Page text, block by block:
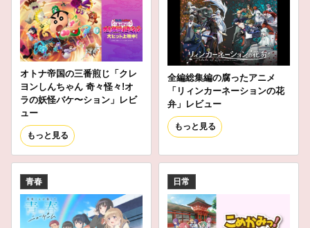
オトナ帝国の三番煎じ「クレ
ヨンしんちゃん 奇々怪々!オ
ラの妖怪バケ〜ション」レビ
ュー
もっと見る
全編総集編の腐ったアニメ
「リィンカーネーションの花
弁」レビュー
もっと見る
青春 日常